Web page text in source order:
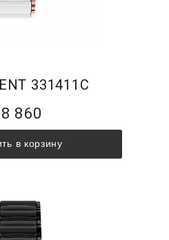
331411C
8 860
в корзину